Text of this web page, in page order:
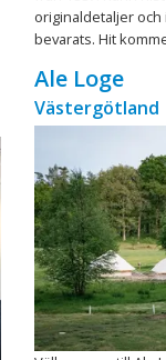
originaldetaljer
bevarats. Hit
Ale Loge
Västergötland